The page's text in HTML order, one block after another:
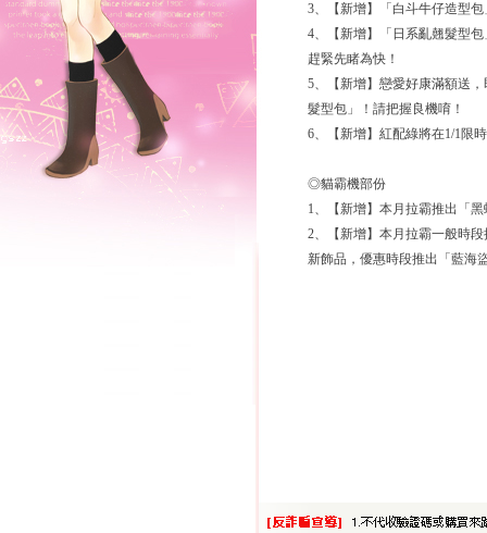
3、【新增】「白斗牛仔造型
4、【新增】「日系亂翹髮型
趕緊先睹為快！
5、【新增】戀愛好康滿額送
髮型包」！請把握良機唷！
6、【新增】紅配綠將在1/1限
◎貓霸機部份
1、【新增】本月拉霸推出「
2、【新增】本月拉霸一般時
新飾品，優惠時段推出「藍海